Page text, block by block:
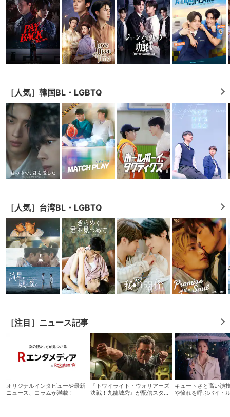
視聴デバイス一覧
スマホなどでRakuten TVを視聴する際のデ
バイス連携の設定ができます。
パスコード設定
視聴年齢制限の変更時にパスコード入力が
求められるのでお子さまがいても安心で
す。
メルマガ
メルマガの配信停止、配信先のメールアド
レスの変更が可能です。
定額見放題解約
定額見放題コンテンツの解約はこちらから
可能です。
ログアウト
［人気］韓国BL・LGBTQ
［人気］台湾BL・LGBTQ
［注目］ニュース記事
オリジナルインタビューや最新
ニュース、コラムが満載！
『トワイライト・ウォリアーズ
決戦！九龍城砦』が配信スター
さえておきたいオススメ5選
キュートさと高い演
や憧れを呼ぶバイ・